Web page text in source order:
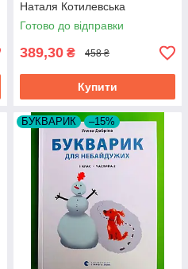
Наталя Котилевська
Видавництво Старого Лева
Готово до відправки
389,30 ₴ 458 ₴
Купити
БУКВАРИК –15%